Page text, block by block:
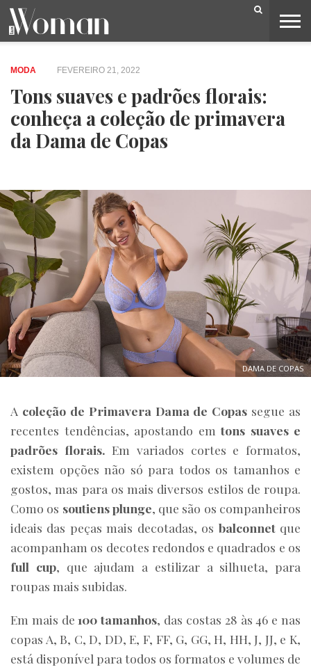
BELEZA
CAPA
LIFESTYLE
MODA
OPINIÃO
PESSOAS
SOCIEDADE
VIDEOS
MODA FEVEREIRO 21, 2022
Tons suaves e padrões florais:
conheça a coleção de primavera
da Dama de Copas
DAMA DE COPAS
A coleção de Primavera Dama de Copas segue as
recentes tendências, apostando em tons suaves e
padrões florais. Em variados cortes e formatos,
existem opções não só para todos os tamanhos e
gostos, mas para os mais diversos estilos de roupa.
Como os soutiens plunge, que são os companheiros
ideais das peças mais decotadas, os balconnetque
acompanham os decotes redondos e quadrados e os
full cup, que ajudam a estilizar a silhueta, para
roupas mais subidas.
Em mais de100 tamanhos, das costas 28 às 46 e nas
copas A, B, C, D, DD, E, F, FF, G, GG, H, HH, J, JJ, e K,
está disponível para todos os formatos e volumes de